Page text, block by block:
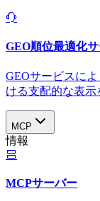
GEO順位最適化
GEOサービスに
ける支配的な表示
MCP
情報
MCPサーバー